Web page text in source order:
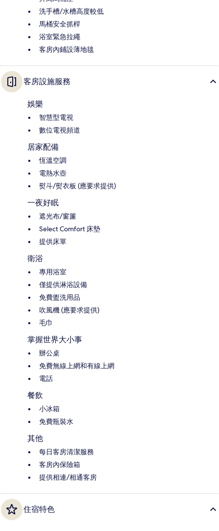
洗手槽/水槽高度較低
馬桶安全抓桿
浴室緊急拉繩
客房內鋪設薄地毯
客房設施服務
娛樂
智慧型電視
數位電視頻道
居家配備
恆溫空調
電熱水壺
熨斗/熨衣板 (應要求提供)
一夜好眠
遮光布/窗簾
Select Comfort 床墊
提供床單
衛浴
專用浴室
僅提供淋浴設備
免費盥洗用品
吹風機 (應要求提供)
毛巾
掌握世界大小事
辦公桌
免費無線上網和有線上網
電話
餐飲
小冰箱
免費瓶裝水
其他
每日客房清潔服務
客房內保險箱
提供相連/相通客房
住宿特色